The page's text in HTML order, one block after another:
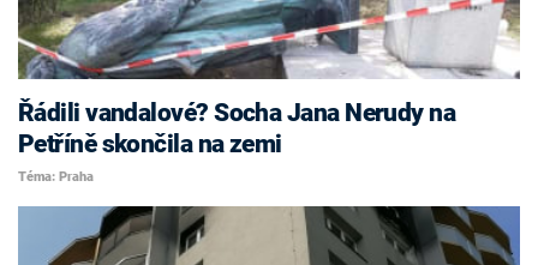
Řádili vandalové? Socha Jana Nerudy na
Petříně skončila na zemi
Téma: Praha